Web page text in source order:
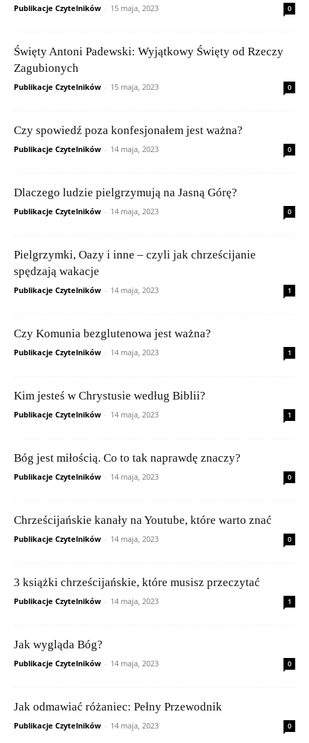
Publikacje Czytelników - 15 maja, 2023 0
Święty Antoni Padewski: Wyjątkowy Święty od Rzeczy
Zagubionych
Publikacje Czytelników - 15 maja, 2023 0
Czy spowiedź poza konfesjonałem jest ważna?
Publikacje Czytelników - 14 maja, 2023 0
Dlaczego ludzie pielgrzymują na Jasną Górę?
Publikacje Czytelników - 14 maja, 2023 0
Pielgrzymki, Oazy i inne – czyli jak chrześcijanie
spędzają wakacje
Publikacje Czytelników - 14 maja, 2023 1
Czy Komunia bezglutenowa jest ważna?
Publikacje Czytelników - 14 maja, 2023 1
Kim jesteś w Chrystusie według Biblii?
Publikacje Czytelników - 14 maja, 2023 1
Bóg jest miłością. Co to tak naprawdę znaczy?
Publikacje Czytelników - 14 maja, 2023 0
Chrześcijańskie kanały na Youtube, które warto znać
Publikacje Czytelników - 14 maja, 2023 0
3 książki chrześcijańskie, które musisz przeczytać
Publikacje Czytelników - 14 maja, 2023 1
Jak wygląda Bóg?
Publikacje Czytelników - 14 maja, 2023 0
Jak odmawiać różaniec: Pełny Przewodnik
Publikacje Czytelników - 14 maja, 2023 0